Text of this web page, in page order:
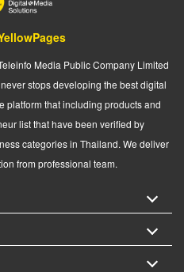
Media Public Company Limited
stops developing the best digital
platform that including products and
list that have been verified by
categories in Thailand. We deliver
from professional team.